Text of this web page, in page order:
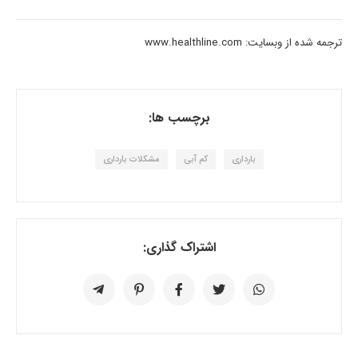
ترجمه شده از وبسایت: www.healthline.com
برچسب ها:
بارداری کم آبی مشکلات بارداری
اشتراک گذاری: